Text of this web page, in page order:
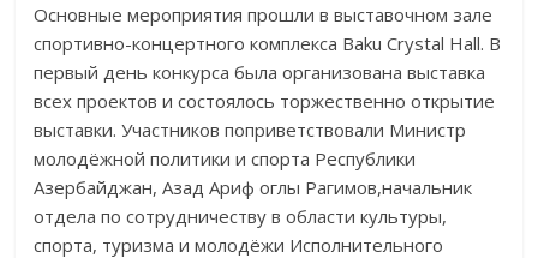
Основные мероприятия прошли в выставочном зале
спортивно-концертного комплекса Baku Crystal Hall. В
первый день конкурса была организована выставка
всех проектов и состоялось торжественно открытие
выставки. Участников поприветствовали Министр
молодёжной политики и спорта Республики
Азербайджан, Азад Ариф оглы Рагимов,начальник
отдела по сотрудничеству в области культуры,
спорта, туризма и молодёжи Исполнительного